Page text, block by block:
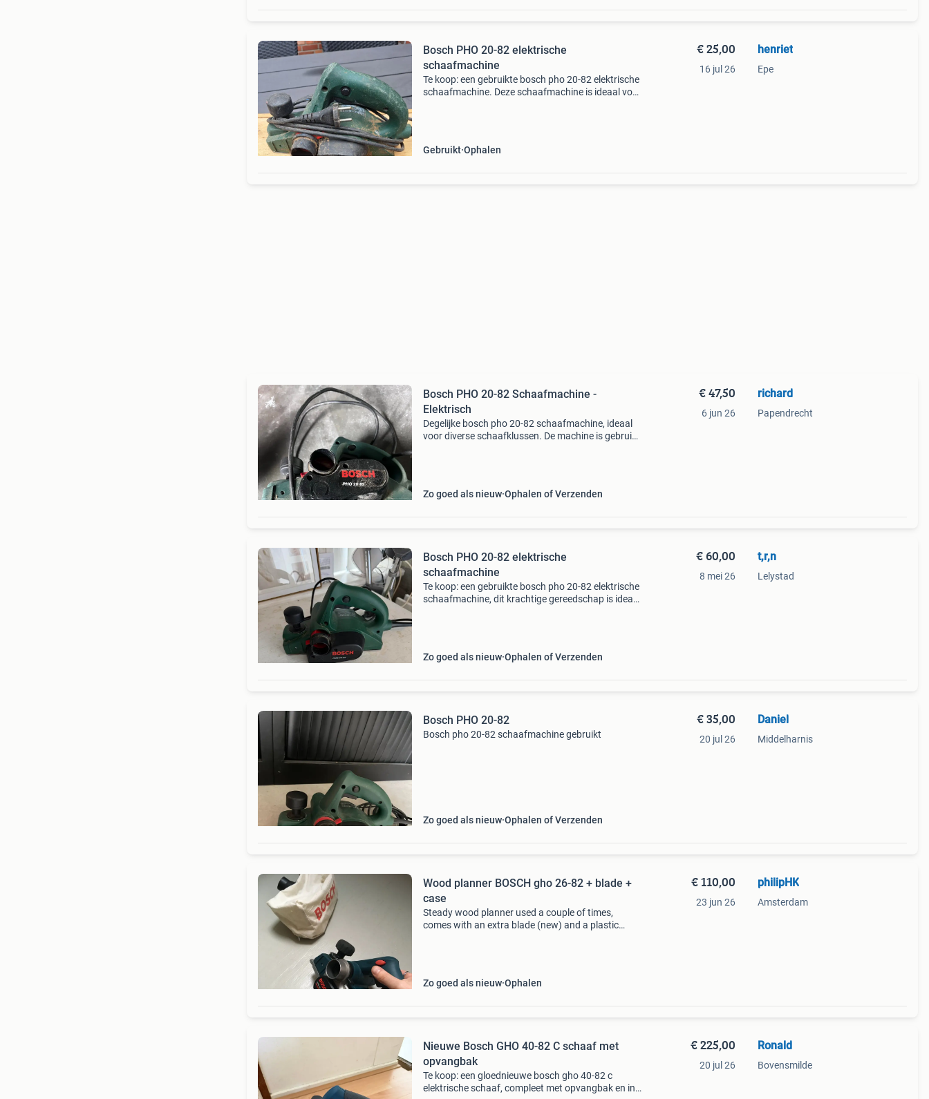
Bosch PHO 20-82 elektrische
schaafmachine
Te koop: een gebruikte bosch pho 20-82 elektrische
schaafmachine. Deze schaafmachine is ideaal voor
Gebruikt Ophalen
€ 25,00
16 jul 26
henriet
Epe
Bosch PHO 20-82 Schaafmachine -
Elektrisch
Degelijke bosch pho 20-82 schaafmachine, ideaal
voor diverse schaafklussen. De machine is gebruikt,
Zo goed als nieuw Ophalen of Verzenden
€ 47,50
6 jun 26
richard
Papendrecht
Bosch PHO 20-82 elektrische
schaafmachine
Te koop: een gebruikte bosch pho 20-82 elektrische
schaafmachine, dit krachtige gereedschap is ideaal
Zo goed als nieuw Ophalen of Verzenden
€ 60,00
8 mei 26
t,r,n
Lelystad
Bosch PHO 20-82
Bosch pho 20-82 schaafmachine gebruikt
Zo goed als nieuw Ophalen of Verzenden
€ 35,00
20 jul 26
Daniel
Middelharnis
Wood planner BOSCH gho 26-82 + blade +
case
Steady wood planner used a couple of times,
comes with an extra blade (new) and a plastic
Zo goed als nieuw Ophalen
€ 110,00
23 jun 26
philipHK
Amsterdam
Nieuwe Bosch GHO 40-82 C schaaf met
opvangbak
Te koop: een gloednieuwe bosch gho 40-82 c
elektrische schaaf, compleet met opvangbak en in
€ 225,00
20 jul 26
Ronald
Bovensmilde